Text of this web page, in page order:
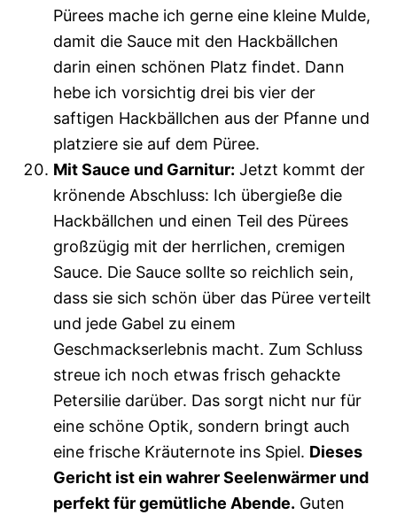
Pürees mache ich gerne eine kleine Mulde,
damit die Sauce mit den Hackbällchen
darin einen schönen Platz findet. Dann
hebe ich vorsichtig drei bis vier der
saftigen Hackbällchen aus der Pfanne und
platziere sie auf dem Püree.
Mit Sauce und Garnitur: Jetzt kommt der
krönende Abschluss: Ich übergieße die
Hackbällchen und einen Teil des Pürees
großzügig mit der herrlichen, cremigen
Sauce. Die Sauce sollte so reichlich sein,
dass sie sich schön über das Püree verteilt
und jede Gabel zu einem
Geschmackserlebnis macht. Zum Schluss
streue ich noch etwas frisch gehackte
Petersilie darüber. Das sorgt nicht nur für
eine schöne Optik, sondern bringt auch
eine frische Kräuternote ins Spiel. Dieses
Gericht ist ein wahrer Seelenwärmer und
perfekt für gemütliche Abende. Guten